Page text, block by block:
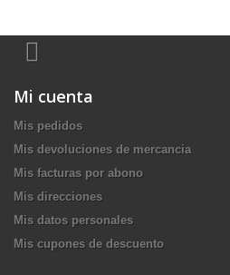
Mi cuenta
Mis pedidos
Mis devoluciones de mercancia
Mis facturas por abono
Mis direcciones
Mis datos personales
Mis cupones de descuento